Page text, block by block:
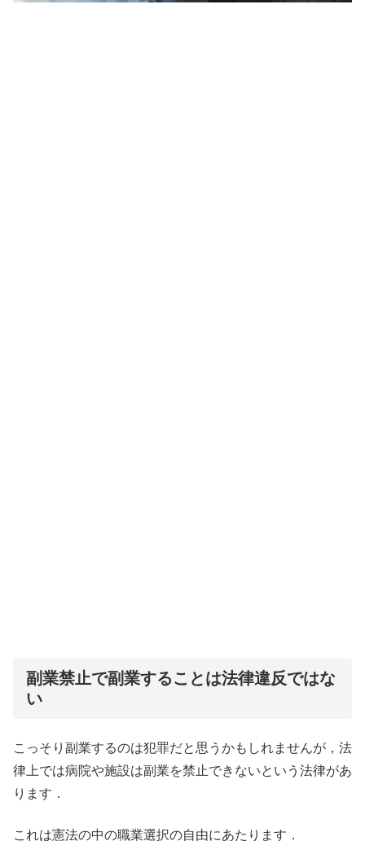
副業禁止で副業することは法律違反ではな
い
こっそり副業するのは犯罪だと思うかもしれませんが，法
律上では病院や施設は副業を禁止できないという法律があ
ります．
これは憲法の中の職業選択の自由にあたります．